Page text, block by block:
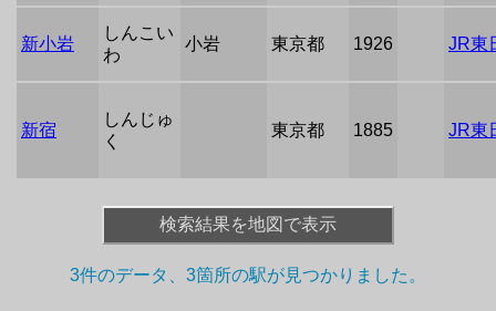
新小岩
しんこい
わ
小岩 東京都 1926 JR東
新宿
しんじゅ
く
東京都 1885 JR東
検索結果を地図で表示
3件のデータ、3箇所の駅が見つかりました。